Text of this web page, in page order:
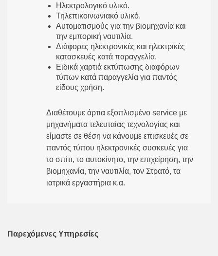
Ηλεκτρολογικό υλικό.
Τηλεπικοινωνιακό υλικό.
Αυτοματισμούς για την βιομηχανία και
την εμπορική ναυτιλία.
Διάφορες ηλεκτρονικές και ηλεκτρικές
κατασκευές κατά παραγγελία.
Ειδικά χαρτιά εκτύπωσης διαφόρων
τύπων κατά παραγγελία για παντός
είδους χρήση.
Διαθέτουμε άρτια εξοπλισμένο service με
μηχανήματα τελευταίας τεχνολογίας και
είμαστε σε θέση να κάνουμε επισκευές σε
παντός τύπου ηλεκτρονικές συσκευές για
το σπίτι, το αυτοκίνητο, την επιχείρηση, την
βιομηχανία, την ναυτιλία, τον Στρατό, τα
ιατρικά εργαστήρια κ.α.
Παρεχόμενες Υπηρεσίες